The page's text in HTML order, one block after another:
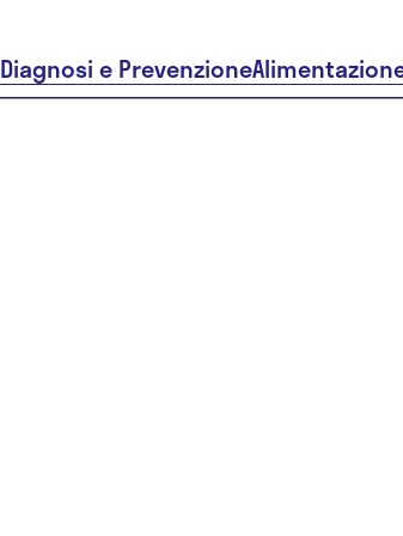
Diagnosi e Prevenzione